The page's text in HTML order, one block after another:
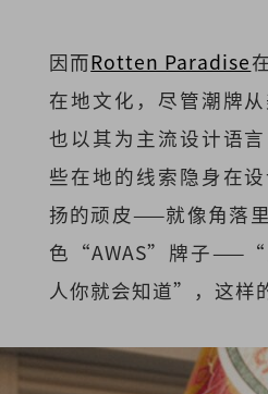
因而Rotten Paradise
在地文化，尽管潮牌从
也以其为主流设计语
些在地的线索隐身在
扬的顽皮——就像角落
色“AWAS”牌子——“
人你就会知道”，这样